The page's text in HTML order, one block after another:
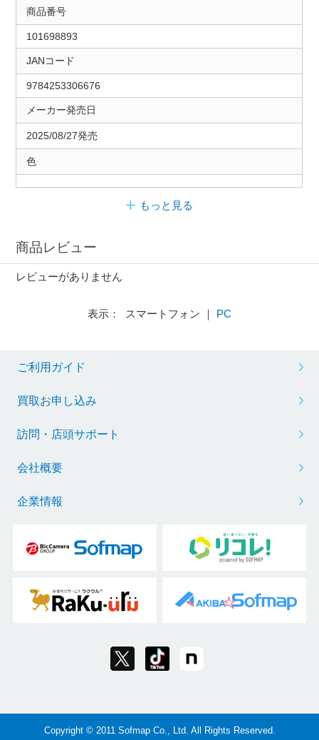
商品番号
101698893
JANコード
9784253306676
メーカー発売日
2025/08/27発売
色
もっと見る
商品レビュー
レビューがありません
表示： スマートフォン ｜ PC
ご利用ガイド
買取お申し込み
訪問・店頭サポート
会社概要
企業情報
Copyright © 2011 Sofmap Co., Ltd. All Rights Reserved.